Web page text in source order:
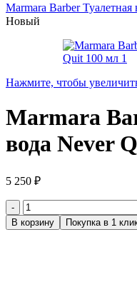
Marmara Barber Туалетная
Новый
Нажмите, чтобы
Marmara
вода Never
5 250 ₽
Количество
товара
Marmara
В корзину Покупка в 1